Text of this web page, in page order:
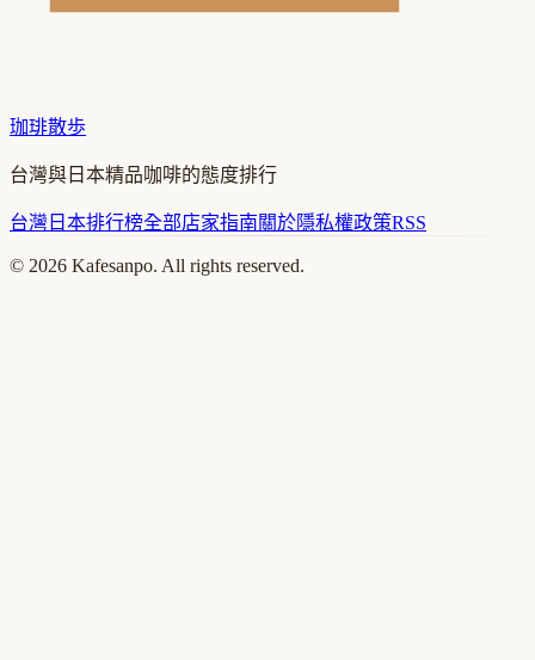
珈琲散歩
台灣與日本精品咖啡的態度排行
台灣 日本排行榜全部店家指南關於隱私權政策RSS
© 2026 Kafesanpo. All rights reserved.